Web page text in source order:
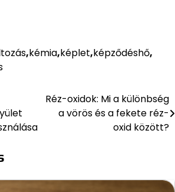
,kémia,képlet,képződéshő,
Réz-oxidok: Mi a különbség
a vörös és a fekete réz-
oxid között?